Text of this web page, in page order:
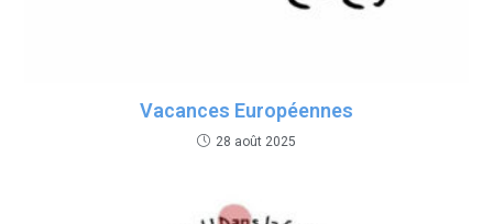
Vacances Européennes
28 août 2025